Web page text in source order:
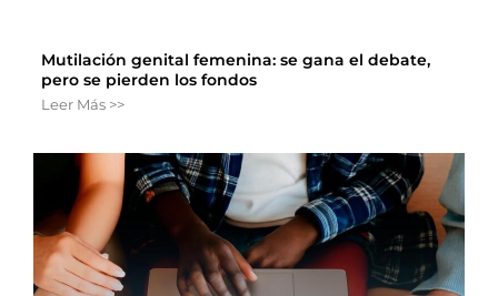
Mutilación genital femenina: se gana el debate,
pero se pierden los fondos
Leer Más >>